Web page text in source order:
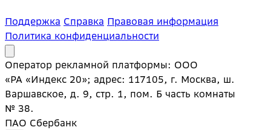
Поддержка Справка Правовая информация
Политика конфиденциальности
Оператор рекламной платформы: ООО
«РА «Индекс 20»; адрес: 117105, г. Москва, ш.
Варшавское, д. 9, стр. 1, пом. Б часть комнаты
№ 38.
ПАО Сбербанк